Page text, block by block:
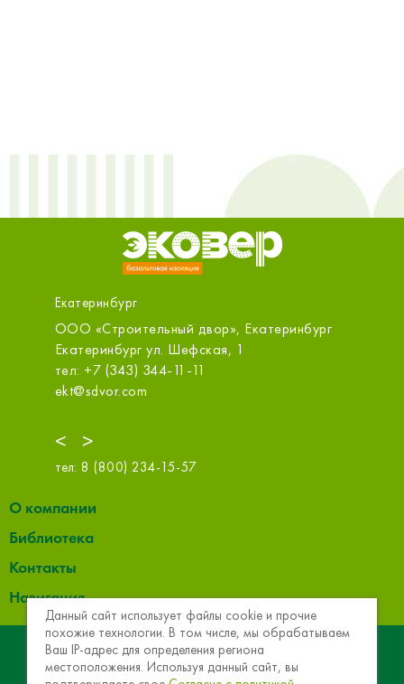
Екатеринбург
<
ООО «Строительный двор», Екатеринбург
Екатеринбург ул. Шефская, 1
тел: +7 (343) 344-11-11
ekt@sdvor.com
>
тел: 8 (800) 234-15-57
О компании
Библиотека
Контакты
Навигация
© 2013 - 2026 Эковер. Базальтовая теплоизоляция и
звукоизоляция
Данный сайт использует файлы cookie и прочие
похожие технологии. В том числе, мы обрабатываем
Ваш IP-адрес для определения региона
местоположения. Используя данный сайт, вы